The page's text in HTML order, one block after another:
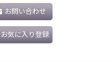
お問い合わせ
お気に入り登録